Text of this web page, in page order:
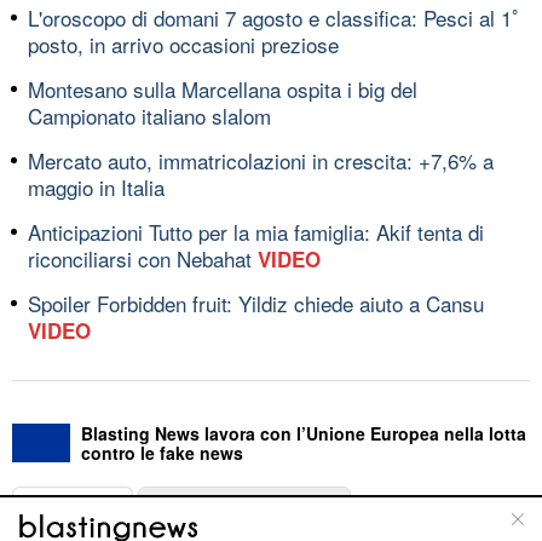
L'oroscopo di domani 7 agosto e classifica: Pesci al 1ﾟ
posto, in arrivo occasioni preziose
Montesano sulla Marcellana ospita i big del
Campionato italiano slalom
Mercato auto, immatricolazioni in crescita: +7,6% a
maggio in Italia
Anticipazioni Tutto per la mia famiglia: Akif tenta di
riconciliarsi con Nebahat VIDEO
Spoiler Forbidden fruit: Yildiz chiede aiuto a Cansu
VIDEO
Blasting News lavora con l’Unione Europea nella lotta
contro le fake news
ABOUT